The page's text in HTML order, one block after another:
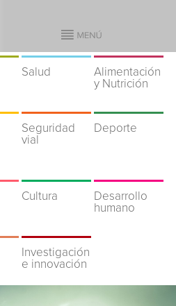
Salud
Alimentación
y Nutrición
Seguridad
vial
Deporte
Cultura
Desarrollo
humano
Investigación
e innovación